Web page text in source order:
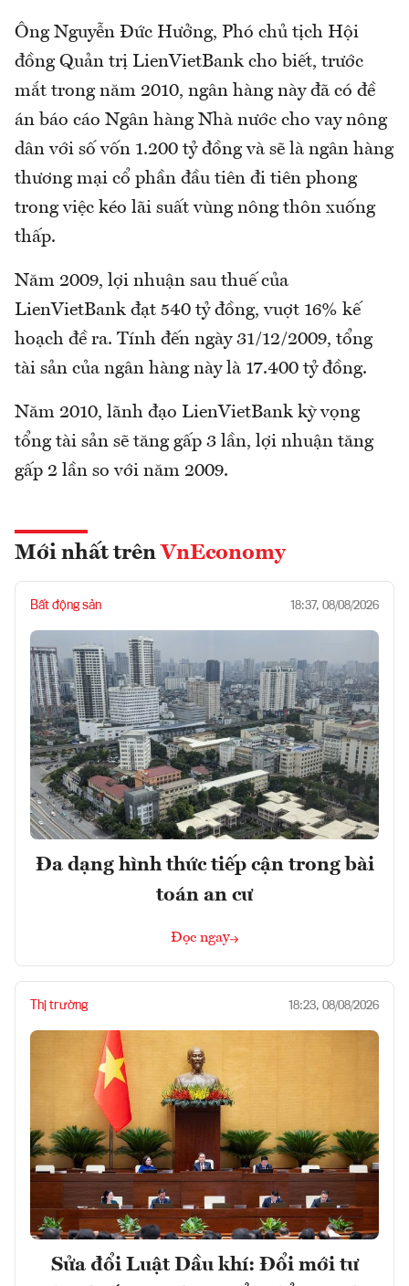
Ông Nguyễn Đức Hưởng, Phó chủ tịch Hội
đồng Quản trị LienVietBank cho biết, trước
mắt trong năm 2010, ngân hàng này đã có đề
án báo cáo Ngân hàng Nhà nước cho vay nông
dân với số vốn 1.200 tỷ đồng và sẽ là ngân hàng
thương mại cổ phần đầu tiên đi tiên phong
trong việc kéo lãi suất vùng nông thôn xuống
thấp.
Năm 2009, lợi nhuận sau thuế của
LienVietBank đạt 540 tỷ đồng, vuợt 16% kế
hoạch đề ra. Tính đến ngày 31/12/2009, tổng
tài sản của ngân hàng này là 17.400 tỷ đồng.
Năm 2010, lãnh đạo LienVietBank kỳ vọng
tổng tài sản sẽ tăng gấp 3 lần, lợi nhuận tăng
gấp 2 lần so với năm 2009.
Mới nhất trên VnEconomy
Bất động sản 18:37, 08/08/2026
Đa dạng hình thức tiếp cận trong bài
toán an cư
Đọc ngay
Thị trường 18:23, 08/08/2026
Sửa đổi Luật Dầu khí: Đổi mới tư